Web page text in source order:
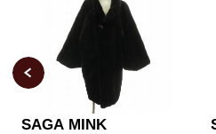
SAGA MINK